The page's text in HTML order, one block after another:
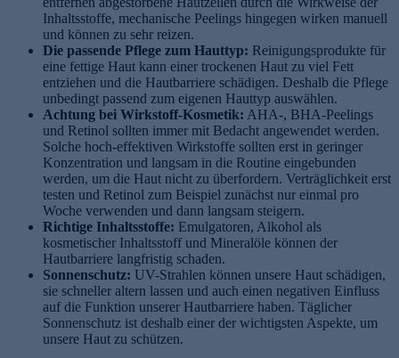
Inhaltsstoffe, mechanische Peelings hingegen wirken manuell
und können zu sehr reizen.
Die passende Pflege zum Hauttyp: Reinigungsprodukte für
eine fettige Haut kann einer trockenen Haut zu viel Fett
entziehen und die Hautbarriere schädigen. Deshalb die Pflege
unbedingt passend zum eigenen Hauttyp auswählen.
Achtung bei Wirkstoff-Kosmetik: AHA-, BHA-Peelings
und Retinol sollten immer mit Bedacht angewendet werden.
Solche hoch-effektiven Wirkstoffe sollten erst in geringer
Konzentration und langsam in die Routine eingebunden
werden, um die Haut nicht zu überfordern. Verträglichkeit erst
testen und Retinol zum Beispiel zunächst nur einmal pro
Woche verwenden und dann langsam steigern.
Richtige Inhaltsstoffe: Emulgatoren, Alkohol als
kosmetischer Inhaltsstoff und Mineralöle können der
Hautbarriere langfristig schaden.
Sonnenschutz: UV-Strahlen können unsere Haut schädigen,
sie schneller altern lassen und auch einen negativen Einfluss
auf die Funktion unserer Hautbarriere haben. Täglicher
Sonnenschutz ist deshalb einer der wichtigsten Aspekte, um
unsere Haut zu schützen.